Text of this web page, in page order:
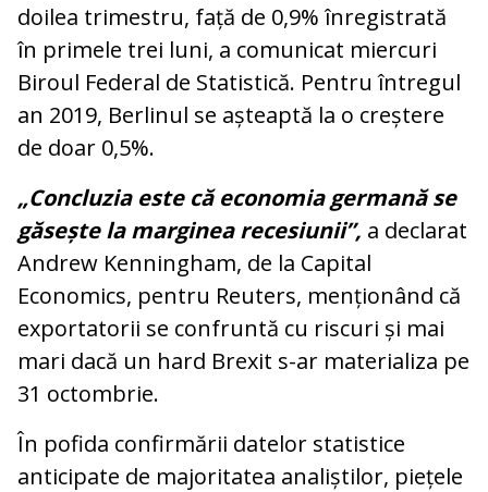
doilea trimestru, față de 0,9% înregistrată
în primele trei luni, a comunicat miercuri
Biroul Federal de Statistică. Pentru întregul
an 2019, Berlinul se așteaptă la o creștere
de doar 0,5%.
„Concluzia este că economia germană se
găsește la marginea recesiunii”, a declarat
Andrew Kenningham, de la Capital
Economics, pentru Reuters, menționând că
exportatorii se confruntă cu riscuri și mai
mari dacă un hard Brexit s-ar materializa pe
31 octombrie.
În pofida confirmării datelor statistice
anticipate de majoritatea analiștilor, piețele